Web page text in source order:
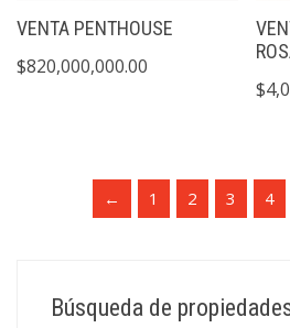
VENTA PENTHOUSE
$820,000,000.00
$
← 1 2 3 4
Búsqueda de